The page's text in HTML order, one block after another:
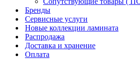
Бренды
Сервисные услуги
Новые коллекции ламината
Распродажа
Доставка и хранение
Оплата